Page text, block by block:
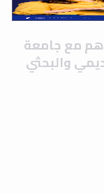
مع جامعة
والبحثي